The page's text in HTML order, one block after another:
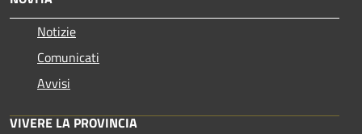
Notizie
Comunicati
Avvisi
VIVERE LA PROVINCIA